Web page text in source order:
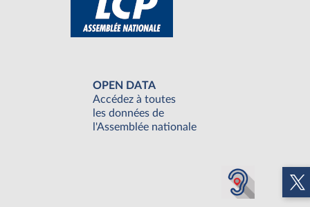
OPEN DATA
Accédez à toutes
les données de
l'Assemblée nationale